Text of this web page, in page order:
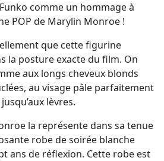
comme un hommage à
POP de Marylin Monroe !
que cette figurine
la posture exacte du film. On
aux longs cheveux blonds
au visage pâle parfaitement
lèvres.
la représente dans sa tenue
robe de soirée blanche
ans de réflexion. Cette robe est